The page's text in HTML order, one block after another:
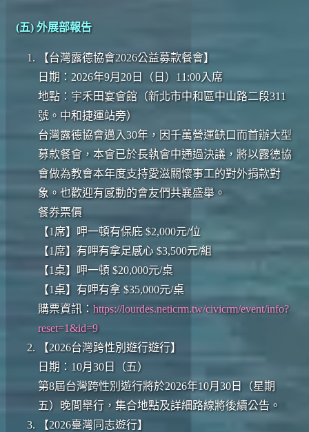
(五) 外展部報告
【台灣露德協會2026公益募款餐會】
日期：2026年9月20日（日）11:00入席
地點：宇禾田宴會館（新北市中和區中山路二段311
號。中和捷運站旁）
台灣露德協會邁入30年，因千萬營運缺口而首辦大型
募款餐會，本會已於長執會中通過決議，將以露德協
會做為教會本年度支持愛滋關懷事工的對外捐款對
象。也歡迎有感動的會友們共襄盛舉。
餐券票價
【1席】呷一頓有保庇 $2,000元/位
【1席】有呷有拿足感心 $3,500元/組
【1桌】呷一頓 $20,000元/桌
【1桌】有呷有拿 $35,000元/桌
購票資訊： https://lourdes.neticrm.tw/civicrm/event/info?
reset=1&id=9
【2026台灣跨性別遊行遊行】
日期：10月30日（五）
第8屆台灣跨性別遊行將於2026年10月30日（星期
五）晚間舉行，集合地點及詳細路線將後續公告。
【2026臺灣同志遊行】